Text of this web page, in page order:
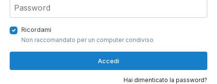
Ricordami
Non raccomandato per un computer condiviso
Accedi
Hai dimenticato la password?